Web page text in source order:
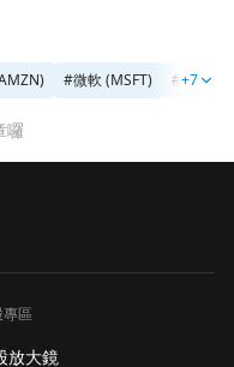
#微軟 (MSFT) #經濟
+7
囉
專區
放大鏡